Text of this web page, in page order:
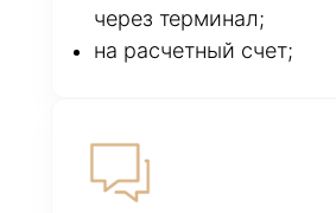
через терминал;
на расчетный счет;